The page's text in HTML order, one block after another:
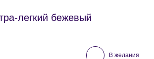
легкий бежевый
В желания